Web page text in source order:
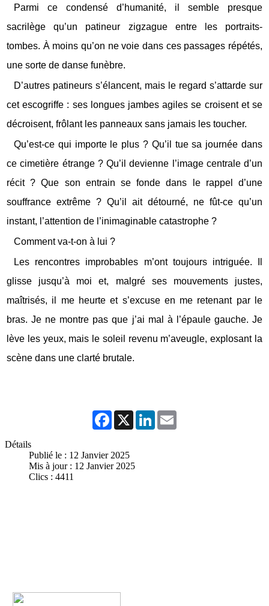
Parmi ce condensé d’humanité, il semble presque
sacrilège qu’un patineur zigzague entre les portraits-
tombes. À moins qu’on ne voie dans ces passages répétés,
une sorte de danse funèbre.
D’autres patineurs s’élancent, mais le regard s’attarde sur
cet escogriffe : ses longues jambes agiles se croisent et se
décroisent, frôlant les panneaux sans jamais les toucher.
Qu’est-ce qui importe le plus ? Qu’il tue sa journée dans
ce cimetière étrange ? Qu’il devienne l’image centrale d’un
récit ? Que son entrain se fonde dans le rappel d’une
souffrance extrême ? Qu’il ait détourné, ne fût-ce qu’un
instant, l’attention de l’inimaginable catastrophe ?
Comment va-t-on à lui ?
Les rencontres improbables m’ont toujours intriguée. Il
glisse jusqu’à moi et, malgré ses mouvements justes,
maîtrisés, il me heurte et s’excuse en me retenant par le
bras. Je ne montre pas que j’ai mal à l’épaule gauche. Je
lève les yeux, mais le soleil revenu m’aveugle, explosant la
scène dans une clarté brutale.
Facebook
X LinkedIn
Détails
Publié le : 12 Janvier 2025
Mis à jour : 12 Janvier 2025
Clics : 4411